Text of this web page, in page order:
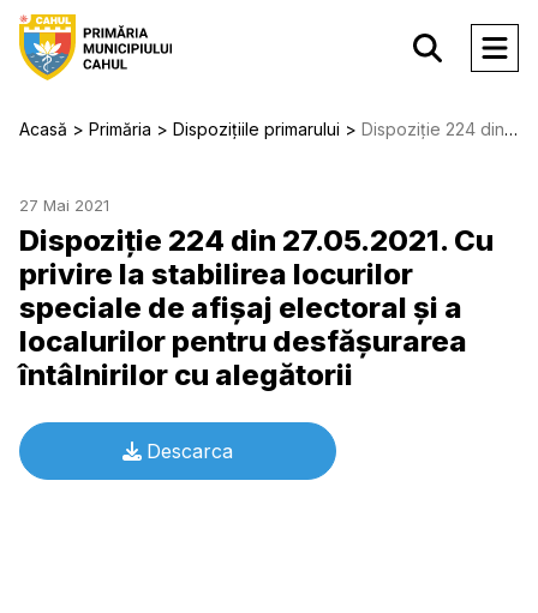
Acasă Primăria Dispozițiile primarului Dispoziție 224 din 27.05.2021. Cu privire la stabilirea locurilor speciale de afişaj electoral şi a localurilor pentru desfăşurarea întâlnirilor cu alegătorii
27 Mai 2021
Dispoziție 224 din 27.05.2021. Cu
privire la stabilirea locurilor
speciale de afişaj electoral şi a
localurilor pentru desfăşurarea
întâlnirilor cu alegătorii
Descarca